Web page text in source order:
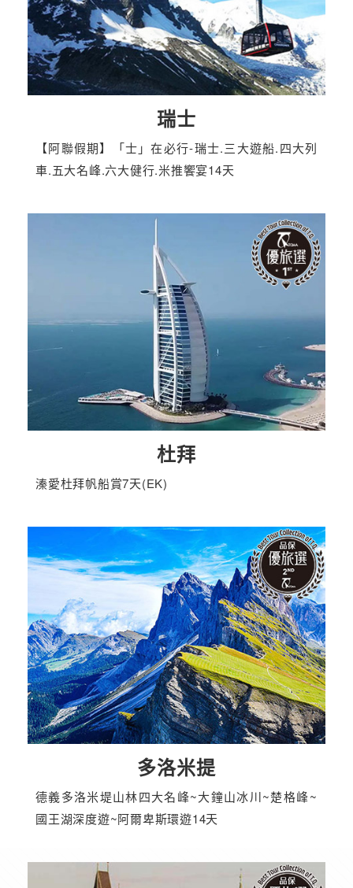
瑞士
【阿聯假期】「士」在必行-瑞士.三大遊船.四大列
車.五大名峰.六大健行.米推饗宴14天
杜拜
溱愛杜拜帆船賞7天(EK)
多洛米提
德義多洛米堤山林四大名峰~大鐘山冰川~楚格峰~
國王湖深度遊~阿爾卑斯環遊14天